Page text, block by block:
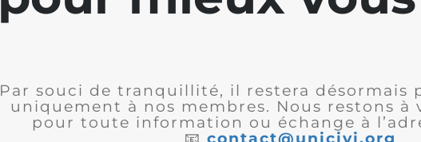
Par souci de tranquillité, il restera désormais
uniquement à nos membres. Nous restons à
pour toute information ou échange à
📧 contact@unicivi.org